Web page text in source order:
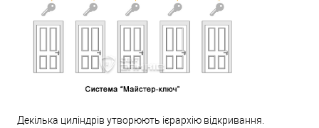
Декілька циліндрів утворюють ієрархію відкривання.